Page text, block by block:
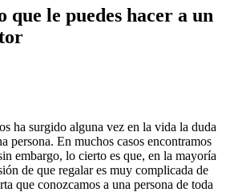
le puedes hacer a un
ha surgido alguna vez en la vida la duda
persona. En muchos casos encontramos
embargo, lo cierto es que, en la mayoría
de que regalar es muy complicada de
que conozcamos a una persona de toda